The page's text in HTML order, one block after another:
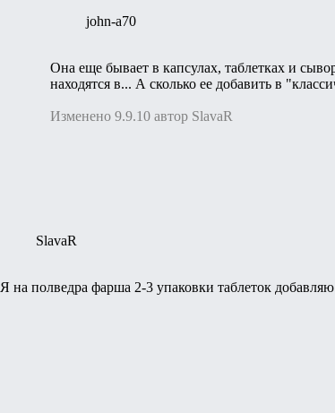
john-a70
Она еще бывает в капсулах, таблетках и
находятся в... А сколько ее добавить в
Изменено 9.9.10 автор SlavaR
SlavaR
Я на полведра фарша 2-3 упаковки таблеток